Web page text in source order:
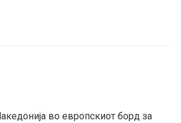
во европскиот борд за